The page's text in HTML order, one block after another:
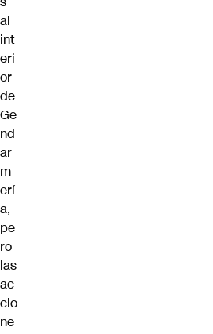
al
int
eri
or
de
Ge
nd
ar
m
erí
a,
pe
ro
las
ac
cio
ne